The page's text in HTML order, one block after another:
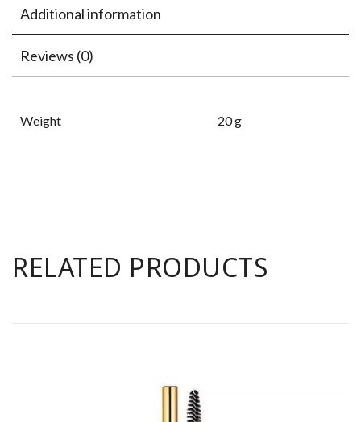
Additional information
Reviews (0)
Weight 20 g
RELATED PRODUCTS